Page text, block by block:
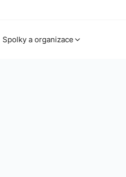
Spolky a organizace